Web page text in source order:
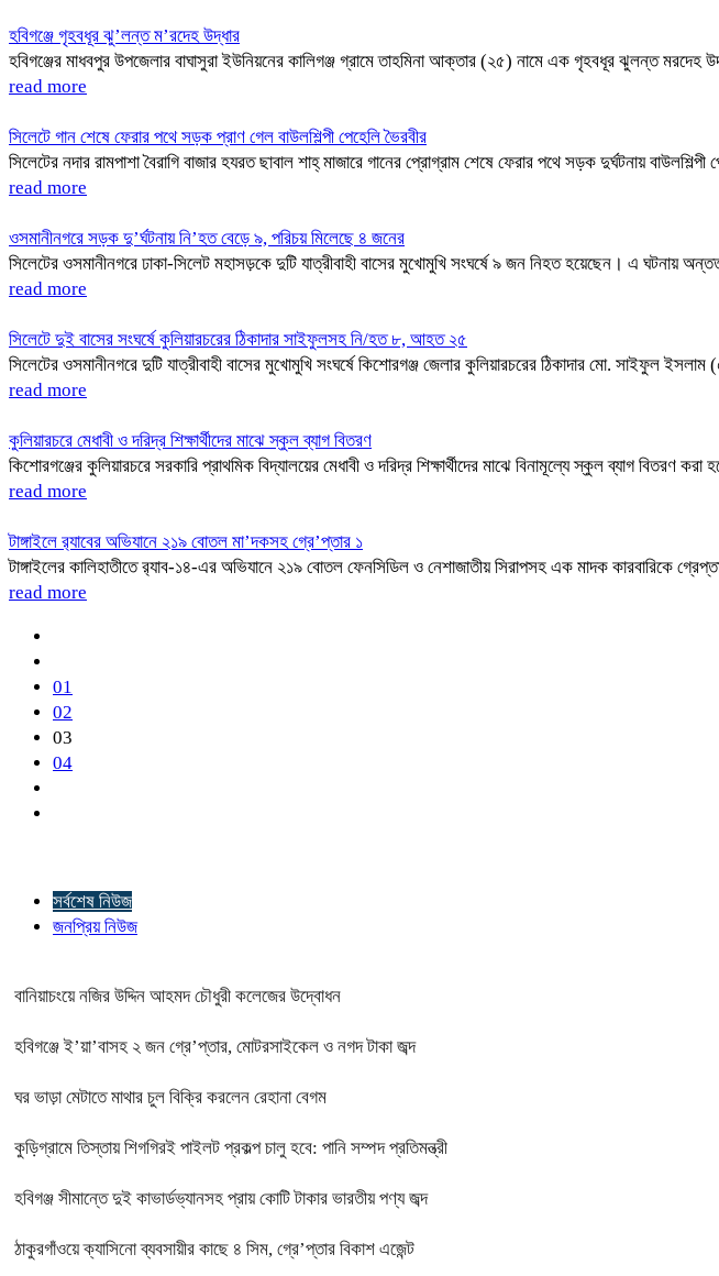
হবিগঞ্জে গৃহবধূর ঝু’লন্ত ম’রদেহ উদ্ধার
হবিগঞ্জের মাধবপুর উপজেলার বাঘাসুরা ইউনিয়নের কালিগঞ্জ গ্রামে তাহমিনা আক্তার (২৫) নামে এক গৃহবধূর ঝুলন্ত
read more
সিলেটে গান শেষে ফেরার পথে সড়ক প্রাণ গেল বাউলশিল্পী পেহেলি ভৈরবীর
সিলেটের নদার রামপাশা বৈরাগি বাজার হযরত ছাবাল শাহ্ মাজারে গানের প্রোগ্রাম শেষে ফেরার পথে সড়ক দুর্ঘটনায়
read more
ওসমানীনগরে সড়ক দু’র্ঘটনায় নি’হত বেড়ে ৯, পরিচয় মিলেছে ৪ জনের
সিলেটের ওসমানীনগরে ঢাকা-সিলেট মহাসড়কে দুটি যাত্রীবাহী বাসের মুখোমুখি সংঘর্ষে ৯ জন নিহত হয়েছেন। এ
read more
সিলেটে দুই বাসের সংঘর্ষে কুলিয়ারচরের ঠিকাদার সাইফুলসহ নি/হত ৮, আহত ২৫
সিলেটের ওসমানীনগরে দুটি যাত্রীবাহী বাসের মুখোমুখি সংঘর্ষে কিশোরগঞ্জ জেলার কুলিয়ারচরের ঠিকাদার মো. সাইফুল
read more
কুলিয়ারচরে মেধাবী ও দরিদ্র শিক্ষার্থীদের মাঝে স্কুল ব্যাগ বিতরণ
কিশোরগঞ্জের কুলিয়ারচরে সরকারি প্রাথমিক বিদ্যালয়ের মেধাবী ও দরিদ্র শিক্ষার্থীদের মাঝে বিনামূল্যে স্কুল ব্যাগ
read more
টাঙ্গাইলে র‍্যাবের অভিযানে ২১৯ বোতল মা’দকসহ গ্রে’প্তার ১
টাঙ্গাইলের কালিহাতীতে র‍্যাব-১৪-এর অভিযানে ২১৯ বোতল ফেনসিডিল ও নেশাজাতীয় সিরাপসহ এক মাদক কারবারিকে
read more
01
02
03
04
সর্বশেষ নিউজ
জনপ্রিয় নিউজ
বানিয়াচংয়ে নজির উদ্দিন আহমদ চৌধুরী কলেজের উদ্বোধন
হবিগঞ্জে ই’য়া’বাসহ ২ জন গ্রে’প্তার, মোটরসাইকেল ও নগদ টাকা জব্দ
ঘর ভাড়া মেটাতে মাথার চুল বিক্রি করলেন রেহানা বেগম
কুড়িগ্রামে তিস্তায় শিগগিরই পাইলট প্রকল্প চালু হবে: পানি সম্পদ প্রতিমন্ত্রী
হবিগঞ্জ সীমান্তে দুই কাভার্ডভ্যানসহ প্রায় কোটি টাকার ভারতীয় পণ্য জব্দ
ঠাকুরগাঁওয়ে ক্যাসিনো ব্যবসায়ীর কাছে ৪ সিম, গ্রে’প্তার বিকাশ এজেন্ট